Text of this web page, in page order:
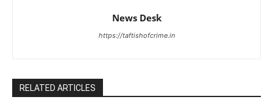
News Desk
https://taftishofcrime.in
RELATED ARTICLES